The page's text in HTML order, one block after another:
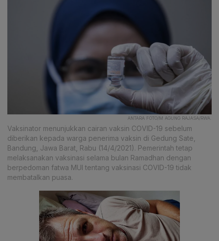
ANTARA FOTO/M AGUNG RAJASA/RWA.
Vaksinator menunjukkan cairan vaksin COVID-19 sebelum
diberikan kepada warga penerima vaksin di Gedung Sate,
Bandung, Jawa Barat, Rabu (14/4/2021). Pemerintah tetap
melaksanakan vaksinasi selama bulan Ramadhan dengan
berpedoman fatwa MUI tentang vaksinasi COVID-19 tidak
membatalkan puasa.